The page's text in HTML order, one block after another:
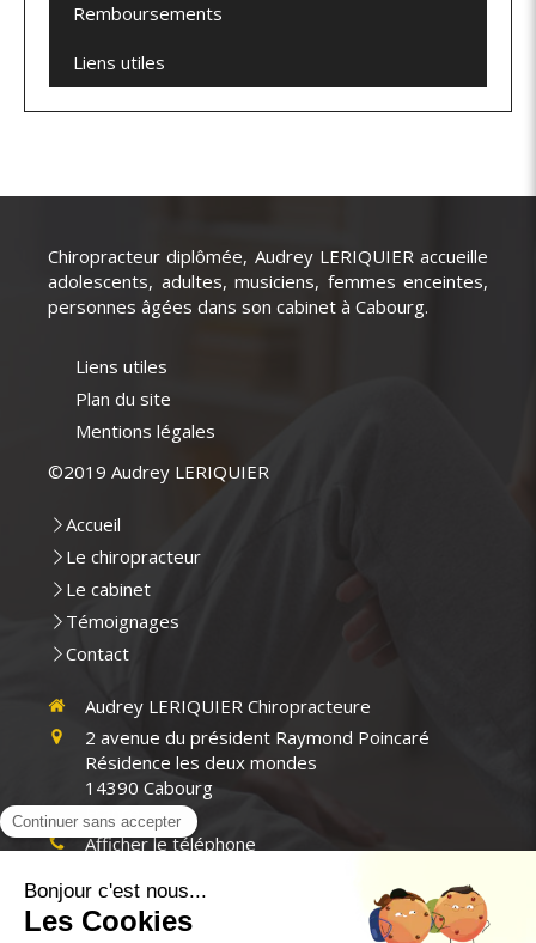
Remboursements
Liens utiles
Chiropracteur diplômée, Audrey LERIQUIER accueille
adolescents, adultes, musiciens, femmes enceintes,
personnes âgées dans son cabinet à Cabourg.
Liens utiles
Plan du site
Mentions légales
©2019 Audrey LERIQUIER
Accueil
Le chiropracteur
Le cabinet
Témoignages
Contact
Audrey LERIQUIER Chiropracteure
2 avenue du président Raymond Poincaré
Résidence les deux mondes
14390 Cabourg
France
Afficher le téléphone
Pont-l'Évêque, Trouville-sur-Mer, Lisieux, Honfleur,
Beuzeville, Dives-sur-Mer, L'Havre, Sainte-Adresse,